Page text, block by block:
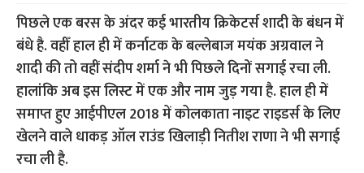
पिछले एक बरस के अंदर कई भारतीय क्रिकेटर्स शादी के बंधन में
बंधे है. वहीँ हाल ही में कर्नाटक के बल्लेबाज मयंक अग्रवाल ने
शादी की तो वहीं संदीप शर्मा ने भी पिछले दिनों सगाई रचा ली.
हालांकि अब इस लिस्ट में एक और नाम जुड़ गया है. हाल ही में
समाप्त हुए आईपीएल 2018 में कोलकाता नाइट राइडर्स के लिए
खेलने वाले धाकड़ ऑल राउंड खिलाड़ी नितीश राणा ने भी सगाई
रचा ली है.